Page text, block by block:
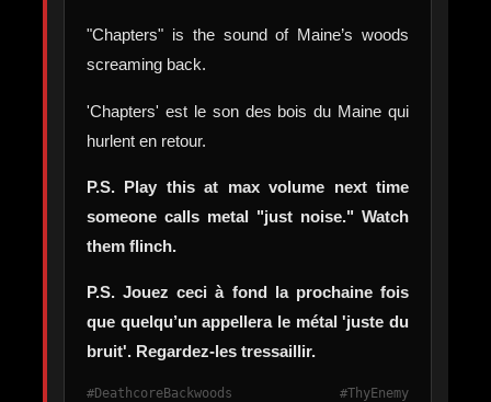
"Chapters" is the sound of Maine’s woods
screaming back.
'Chapters' est le son des bois du Maine qui
hurlent en retour.
P.S. Play this at max volume next time
someone calls metal "just noise." Watch
them flinch.
P.S. Jouez ceci à fond la prochaine fois
que quelqu’un appellera le métal 'juste du
bruit'. Regardez-les tressaillir.
#DeathcoreBackwoods #ThyEnemy